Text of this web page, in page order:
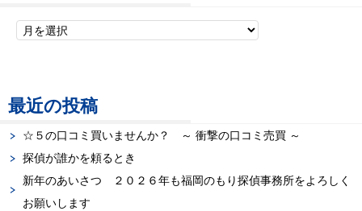
最近の投稿
☆５の口コミ買いませんか？ ～ 衝撃の口コミ売買 ～
探偵が誰かを頼るとき
新年のあいさつ ２０２６年も福岡のもり探偵事務所をよろしく
お願いします